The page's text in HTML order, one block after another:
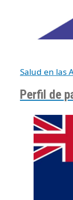
Salud en las
Perfil de